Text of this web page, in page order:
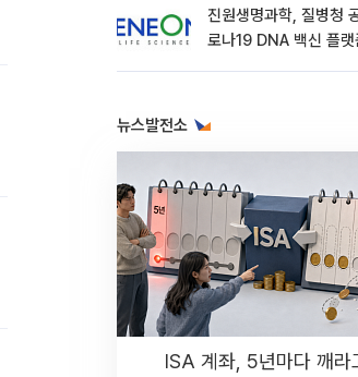
진원생명과학, 질병청
로나19 DNA 백신 플
뉴스발전소
ISA 계좌, 5년마다 깨라